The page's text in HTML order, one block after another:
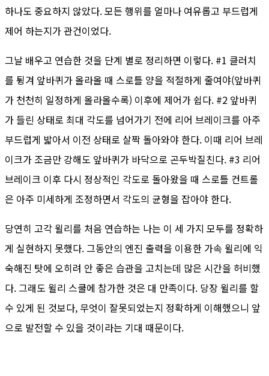
하나도 중요하지 않았다. 모든 행위를 얼마나 여유롭고 부드럽게
제어 하는지가 관건이었다.
그날 배우고 연습한 것을 단계 별로 정리하면 이렇다. #1 클러치
를 튕겨 앞바퀴가 올라올 때 스로틀 양을 적절하게 줄여야(앞바퀴
가 천천히 일정하게 올라올수록) 이후에 제어가 쉽다. #2 앞바퀴
가 들린 상태로 최대 각도를 넘어가기 전에 리어 브레이크를 아주
부드럽게 밟아서 이전 상태로 살짝 돌아와야 한다. 이때 리어 브레
이크가 조금만 강해도 앞바퀴가 바닥으로 곤두박질친다. #3 리어
브레이크 이후 다시 정상적인 각도로 돌아왔을 때 스로틀 컨트롤
은 아주 미세하게 조정하면서 각도의 균형을 잡아야 한다.
당연히 고각 윌리를 처음 연습하는 나는 이 세 가지 모두를 정확하
게 실현하지 못했다. 그동안의 엔진 출력을 이용한 가속 윌리에 익
숙해진 탓에 오히려 안 좋은 습관을 고치는데 많은 시간을 허비했
다. 그래도 윌리 스쿨에 참가한 것은 대 만족이다. 당장 윌리를 할
수 있게 된 것보다, 무엇이 잘못되었는지 정확하게 이해했으니 앞
으로 발전할 수 있을 것이라는 기대 때문이다.